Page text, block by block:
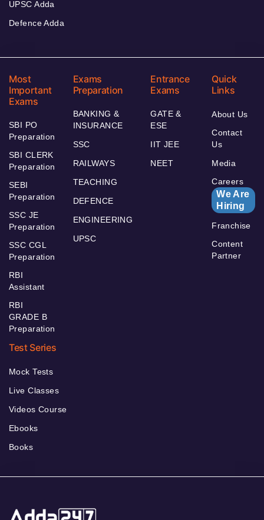
UPSC Adda
Defence Adda
Most
Important
Exams
SBI PO
Preparation
SBI CLERK
Preparation
SEBI
Preparation
SSC JE
Preparation
SSC CGL
Preparation
RBI
Assistant
RBI
GRADE B
Preparation
Exams
Preparation
BANKING &
INSURANCE
SSC
RAILWAYS
TEACHING
DEFENCE
ENGINEERING
UPSC
Entrance
Exams
GATE &
ESE
IIT JEE
NEET
Quick
Links
About Us
Contact
Us
Media
Careers
We Are
Hiring
Franchise
Content
Partner
Test Series
Mock Tests
Live Classes
Videos Course
Ebooks
Books